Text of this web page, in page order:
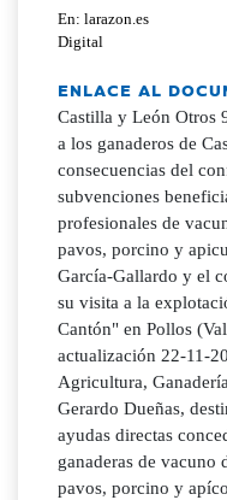
En: larazon.es
Digital
ENLACE AL
Castilla y León Otros
a los ganaderos de
consecuencias del
subvenciones
profesionales de
pavos, porcino y
García-Gallardo y el
su visita a la
Cantón" en Pollos
actualización 22-11-
Agricultura,
Gerardo Dueñas,
ayudas directas
ganaderas de vacuno
pavos, porcino y